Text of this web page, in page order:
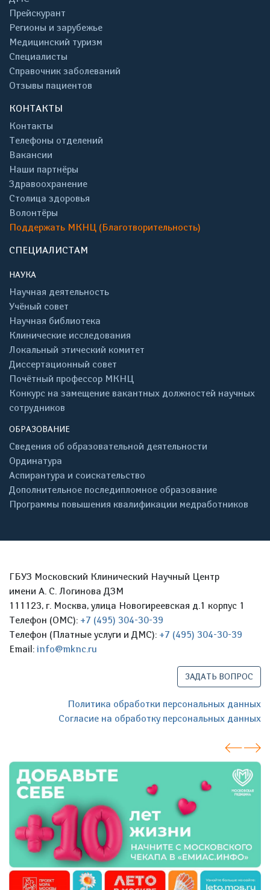
Прейскурант
Регионы и зарубежье
Медицинский туризм
Специалисты
Справочник заболеваний
Отзывы пациентов
КОНТАКТЫ
Контакты
Телефоны отделений
Вакансии
Наши партнёры
Здравоохранение
Столица здоровья
Волонтёры
Поддержать МКНЦ (Благотворительность)
СПЕЦИАЛИСТАМ
НАУКА
Научная деятельность
Учёный совет
Научная библиотека
Клинические исследования
Локальный этический комитет
Диссертационный совет
Почётный профессор МКНЦ
Конкурс на замещение вакантных должностей научных
сотрудников
ОБРАЗОВАНИЕ
Сведения об образовательной деятельности
Ординатура
Аспирантура и соискательство
Дополнительное последипломное образование
Программы повышения квалификации медработников
ГБУЗ Московский Клинический Научный Центр
имени А. С. Логинова ДЗМ
111123, г. Москва, улица Новогиреевская д.1 корпус 1
Телефон (ОМС): +7 (495) 304-30-39
Телефон (Платные услуги и ДМС): +7 (495) 304-30-39
Email: info@mknc.ru
ЗАДАТЬ ВОПРОС
Политика обработки персональных данных
Согласие на обработку персональных данных